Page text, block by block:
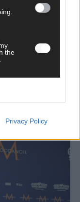
the
Privacy Policy
setzt auf